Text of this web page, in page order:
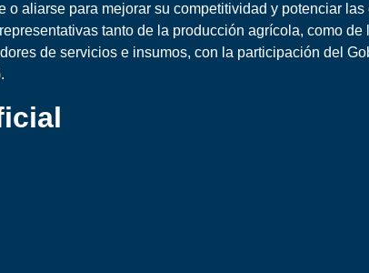
aliarse para mejorar su competitividad y potenciar
tanto de la producción agrícola, como de
de servicios e insumos, con la participación del
.